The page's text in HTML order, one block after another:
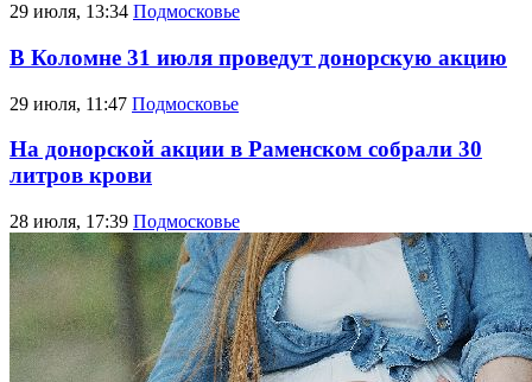
29 июля, 13:34 Подмосковье
В Коломне 31 июля проведут донорскую акцию
29 июля, 11:47 Подмосковье
На донорской акции в Раменском собрали 30
литров крови
28 июля, 17:39 Подмосковье